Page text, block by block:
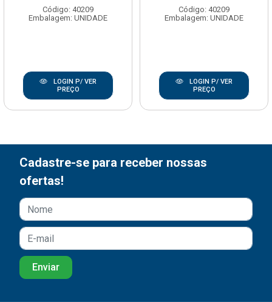
Código: 40209
Embalagem: UNIDADE
LOGIN P/ VER
PREÇO
Código: 40209
Embalagem: UNIDADE
LOGIN P/ VER
PREÇO
Cadastre-se para receber nossas
ofertas!